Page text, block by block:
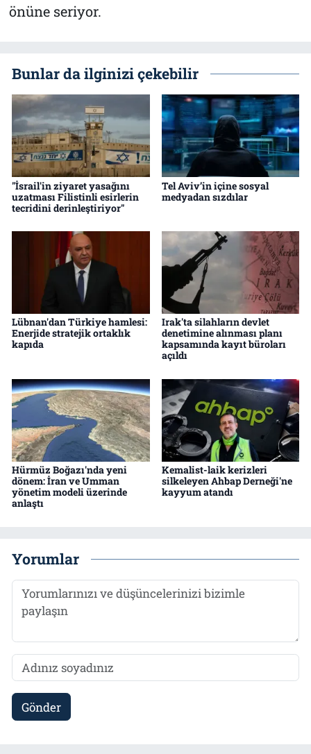
önüne seriyor.
Bunlar da ilginizi çekebilir
"İsrail'in ziyaret yasağını
uzatması Filistinli esirlerin
tecridini derinleştiriyor"
Tel Aviv’in içine sosyal
medyadan sızdılar
Lübnan'dan Türkiye hamlesi:
Enerjide stratejik ortaklık
kapıda
Irak'ta silahların devlet
denetimine alınması planı
kapsamında kayıt büroları
açıldı
Hürmüz Boğazı'nda yeni
dönem: İran ve Umman
yönetim modeli üzerinde
anlaştı
Kemalist-laik kerizleri
silkeleyen Ahbap Derneği'ne
kayyum atandı
Yorumlar
Gönder